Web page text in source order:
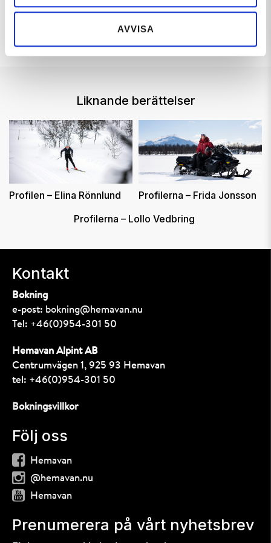
AVVISA
FLER ARTIKLAR
Liknande berättelser
Profilen – Elina Rönnlund
Profilerna – Frida Jonsson
Profilerna – Lollo Vedbring
Kontakt
Bokning
e-post: bokning@hemavan.nu
Tel: +46(0)954-301 50
Hemavan Alpint AB
Centrumvägen 1, 925 93 Hemavan
tel: +46(0)954-301 50
Bokningsvillkor
Följ oss
Hemavan
@hemavan.nu
Hemavan
Prenumerera på vårt nyhetsbrev